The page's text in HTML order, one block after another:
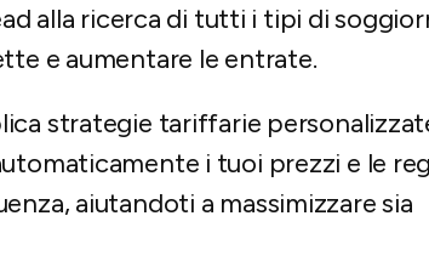
alla ricerca di tutti i tipi di
e aumentare le entrate.
strategie tariffarie
i tuoi prezzi e le
aiutandoti a massimizzare sia